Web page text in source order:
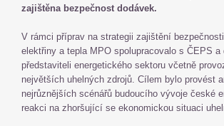
zajištěna bezpečnost dodávek.
V rámci příprav na strategii zajištění
elektřiny a tepla MPO spolupracovalo s ČEPS a
představiteli energetického sektoru včetně
největších uhelných zdrojů. Cílem bylo provést
nejrůznějších scénářů budoucího vývoje české
reakci na zhoršující se ekonomickou situaci